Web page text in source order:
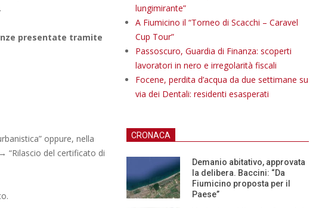
presentate tramite
oppure, nella
“Rilascio del certificato di
lungimirante”
A Fiumicino il “Torneo di Scacchi – Caravel
Cup Tour”
Passoscuro, Guardia di Finanza: scoperti
lavoratori in nero e irregolarità fiscali
Focene, perdita d’acqua da due settimane su
via dei Dentali: residenti esasperati
CRONACA
Demanio abitativo, approvata
la delibera. Baccini: “Da
Fiumicino proposta per il
Paese”